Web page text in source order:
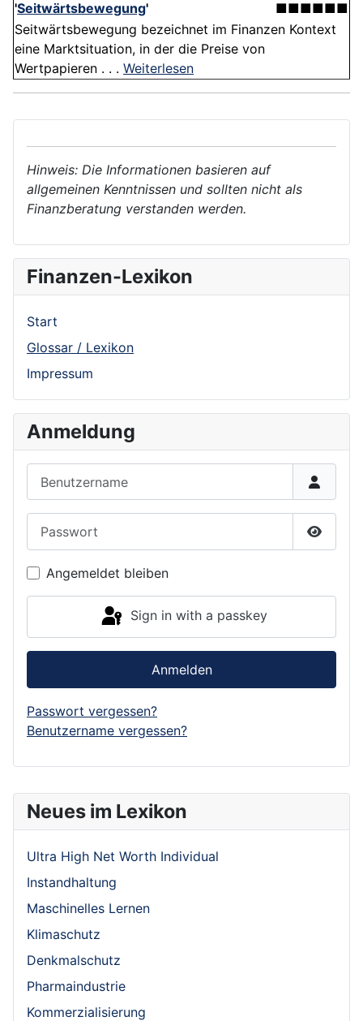
Neues im Lexikon
Ultra High Net Worth Individual
Instandhaltung
Maschinelles Lernen
Klimaschutz
Denkmalschutz
Pharmaindustrie
Kommerzialisierung
'Seitwärtsbewegung'
■■■■■■
Seitwärtsbewegung bezeichnet im Finanzen Kontext
eine Marktsituation, in der die Preise von
Wertpapieren . . . Weiterlesen
Hinweis: Die Informationen basieren auf
allgemeinen Kenntnissen und sollten nicht als
Finanzberatung verstanden werden.
Finanzen-Lexikon
Start
Glossar / Lexikon
Impressum
Anmeldung
Show
Angemeldet bleiben
Sign in with a passkey
Anmelden
Passwort vergessen?
Benutzername vergessen?